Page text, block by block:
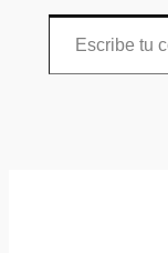
Escribe tu correo electrónico…